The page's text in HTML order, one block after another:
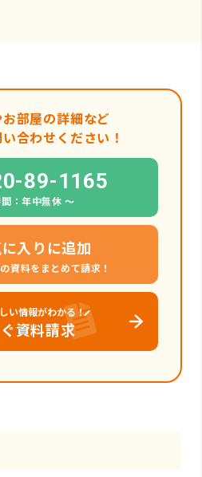
部屋の詳細など
合わせください！
89-1165
：年中無休 〜
入りに追加
資料をまとめて請求！
い情報がわかる！
資料請求